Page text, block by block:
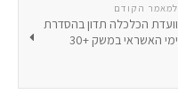
למאמר הקודם
וועדת הכלכלה תדון בהסדרת
ימי האשראי במשק +30